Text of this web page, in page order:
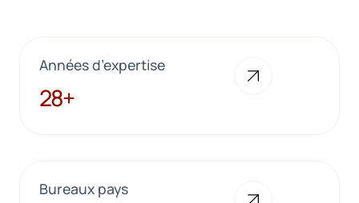
Années d’expertise
28+
28+
Bureaux pays